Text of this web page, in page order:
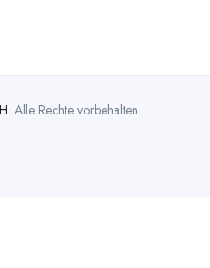
. Alle Rechte vorbehalten.